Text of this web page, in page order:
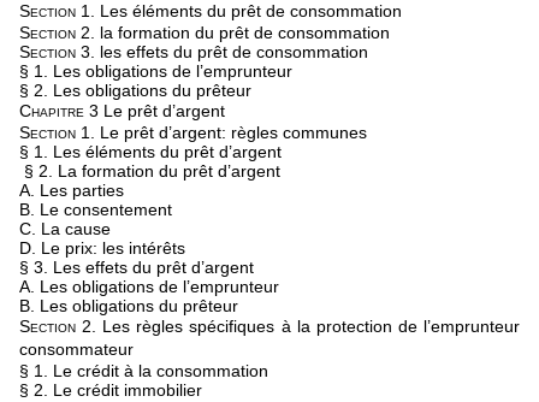
Section 1.
Les éléments du prêt de consommation
Section 2.
la formation du prêt de consommation
Section 3.
les effets du prêt de consommation
§ 1. Les obligations de l’emprunteur
§ 2. Les obligations du prêteur
Chapitre 3 Le prêt d’argent
Section 1.
Le prêt d’argent: règles communes
§ 1. Les éléments du prêt d’argent
§ 2. La formation du prêt d’argent
A. Les parties
B. Le consentement
C. La cause
D. Le prix: les intérêts
§ 3. Les effets du prêt d’argent
A. Les obligations de l’emprunteur
B. Les obligations du prêteur
Section 2.
Les règles spécifiques à la protection de l’emprunteur
consommateur
§ 1. Le crédit à la consommation
§ 2. Le crédit immobilier